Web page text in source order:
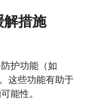
措施
护功能（如
这些功能有助于
能性。